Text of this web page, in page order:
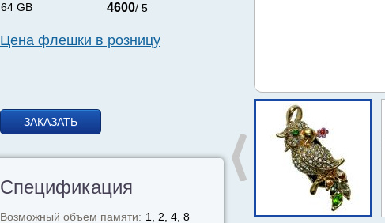
64 GB
4600/ 5
Цена флешки в розницу
ЗАКАЗАТЬ
Спецификация
Возможный объем памяти: 1, 2, 4, 8